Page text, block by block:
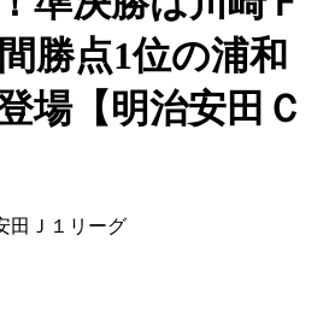
勝点1位の浦和
場【明治安田Ｃ
田Ｊ１リーグ